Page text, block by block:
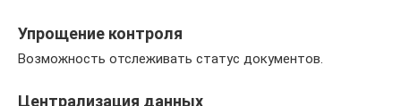
Упрощение контроля
Возможность отслеживать статус документов.
Централизация данных